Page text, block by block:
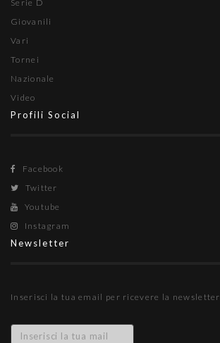
Serie D
Giovanili
Vari
Tornei
Nazionale
Video
Profili Social
Facebook
Twitter
Youtube
Instagram
Newsletter
Inserisci la tua email per ricevere la newsletter